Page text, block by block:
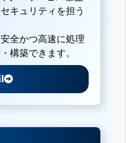
キュリティを担う
全かつ高速に処理
構築できます。